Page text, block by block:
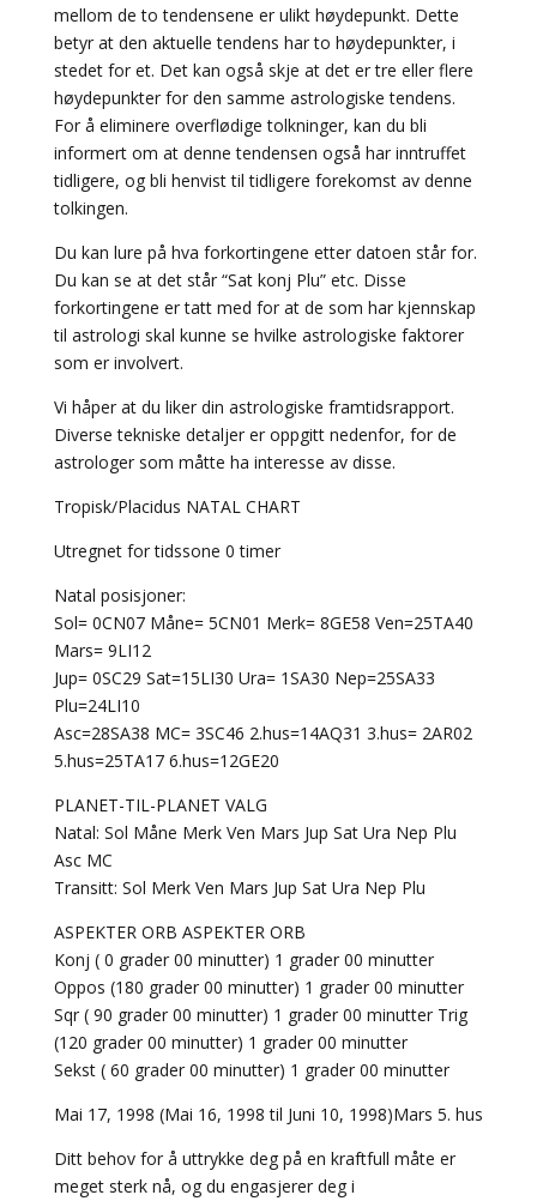
mellom de to tendensene er ulikt høydepunkt. Dette
betyr at den aktuelle tendens har to høydepunkter, i
stedet for et. Det kan også skje at det er tre eller flere
høydepunkter for den samme astrologiske tendens.
For å eliminere overflødige tolkninger, kan du bli
informert om at denne tendensen også har inntruffet
tidligere, og bli henvist til tidligere forekomst av denne
tolkingen.
Du kan lure på hva forkortingene etter datoen står for.
Du kan se at det står “Sat konj Plu” etc. Disse
forkortingene er tatt med for at de som har kjennskap
til astrologi skal kunne se hvilke astrologiske faktorer
som er involvert.
Vi håper at du liker din astrologiske framtidsrapport.
Diverse tekniske detaljer er oppgitt nedenfor, for de
astrologer som måtte ha interesse av disse.
Tropisk/Placidus NATAL CHART
Utregnet for tidssone 0 timer
Natal posisjoner:
Sol= 0CN07 Måne= 5CN01 Merk= 8GE58 Ven=25TA40
Mars= 9LI12
Jup= 0SC29 Sat=15LI30 Ura= 1SA30 Nep=25SA33
Plu=24LI10
Asc=28SA38 MC= 3SC46 2.hus=14AQ31 3.hus= 2AR02
5.hus=25TA17 6.hus=12GE20
PLANET-TIL-PLANET VALG
Natal: Sol Måne Merk Ven Mars Jup Sat Ura Nep Plu
Asc MC
Transitt: Sol Merk Ven Mars Jup Sat Ura Nep Plu
ASPEKTER ORB ASPEKTER ORB
Konj ( 0 grader 00 minutter) 1 grader 00 minutter
Oppos (180 grader 00 minutter) 1 grader 00 minutter
Sqr ( 90 grader 00 minutter) 1 grader 00 minutter Trig
(120 grader 00 minutter) 1 grader 00 minutter
Sekst ( 60 grader 00 minutter) 1 grader 00 minutter
Mai 17, 1998 (Mai 16, 1998 til Juni 10, 1998)Mars 5. hus
Ditt behov for å uttrykke deg på en kraftfull måte er
meget sterk nå, og du engasjerer deg i